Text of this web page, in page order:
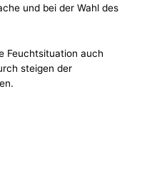
und bei der Wahl des
Feuchtsituation auch
steigen der